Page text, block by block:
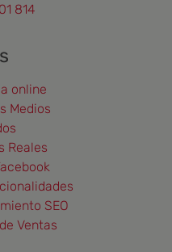
814
online
Medios
Reales
SEO
Ventas